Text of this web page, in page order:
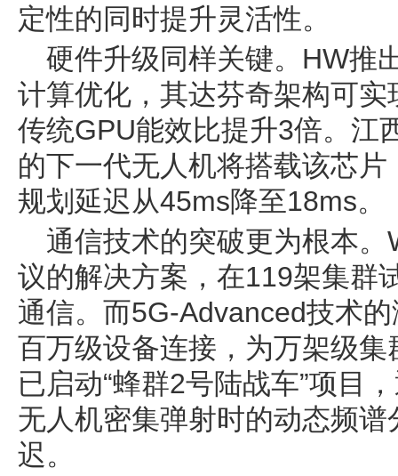
定性的同时提升灵活性。
硬件升级同样关键。HW推
计算优化，其达芬奇架构可
传统GPU能效比提升3倍。江
的下一代无人机将搭载该芯片
规划延迟从45ms降至18ms。
通信技术的突破更为根本
议的解决方案，在119架集群
通信。而5G-Advanced技术
百万级设备连接，为万架级
已启动“蜂群2号陆战车”项目
无人机密集弹射时的动态频
迟。